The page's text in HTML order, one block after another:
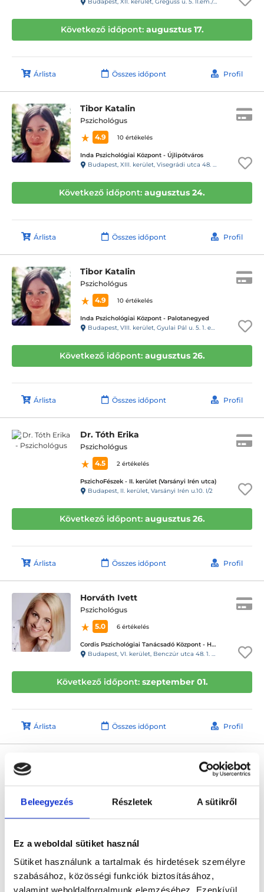
Beleegyezés Részletek A sütikről
Ez a weboldal sütiket használ
Sütiket használunk a tartalmak és hirdetések személyre
szabásához, közösségi funkciók biztosításához,
Következő időpont: augusztus 17.
Árlista Összes időpont Profil
Tibor Katalin
Pszichológus
4.9
10 értékelés
Inda Pszichológiai Központ - Újlipótváros
Budapest, XIII. kerület, Visegrádi utca 48. 4. emelet 5., 143-as kapucsengő
Következő időpont: augusztus 24.
Árlista Összes időpont Profil
Tibor Katalin
Pszichológus
4.9
10 értékelés
Inda Pszichológiai Központ - Palotanegyed
Budapest, VIII. kerület, Gyulai Pál u. 5. 1. emelet 3., kapucsengő: INDA Pszi
Következő időpont: augusztus 26.
Árlista Összes időpont Profil
Dr. Tóth Erika
Pszichológus
4.5
2 értékelés
PszichoFészek - II. kerület (Varsányi Irén utca)
Budapest, II. kerület, Varsányi Irén u.10. I/2
Következő időpont: augusztus 26.
Árlista Összes időpont Profil
Horváth Ivett
Pszichológus
5.0
6 értékelés
Cordis Pszichológiai Tanácsadó Központ - Horváth Ivett magánrendelése
Budapest, VI. kerület, Benczúr utca 48. 1. em. 7. Kapucsengő: 23-as.
Következő időpont: szeptember 01.
Árlista Összes időpont Profil
PszichoFészek - III. kerület - Felnőtt rendelő
Budapest, III. kerület, Vörösvári út 23. I. em. 3.
Következő időpont:
Árlista Összes időpont Profil